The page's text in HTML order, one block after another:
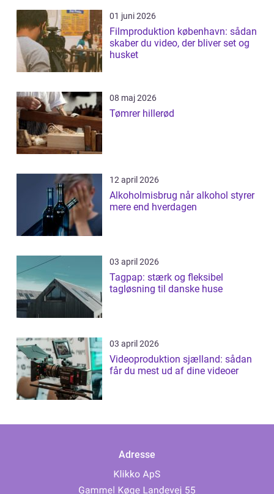
01 juni 2026
Filmproduktion københavn: sådan
skaber du video, der bliver set og
husket
08 maj 2026
Tømrer hillerød
12 april 2026
Alkoholmisbrug når alkohol styrer
mere end hverdagen
03 april 2026
Tagpap: stærk og fleksibel
tagløsning til danske huse
03 april 2026
Videoproduktion sjælland: sådan
får du mest ud af dine videoer
Adresse